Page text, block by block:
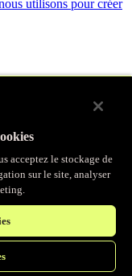
utilisons pour créer
suite complète de
gagnez en efficacité
acceptez le stockage de
sur le site, analyser